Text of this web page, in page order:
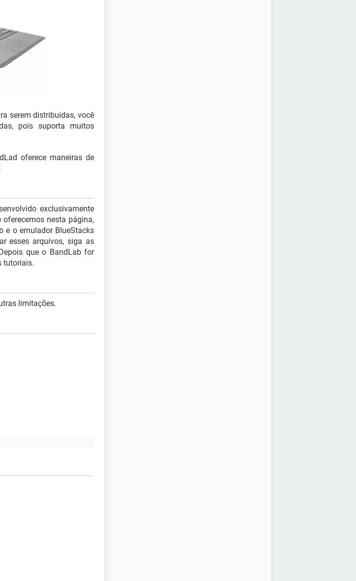
serem distribuídas, você
pois suporta muitos
oferece maneiras de
exclusivamente
nesta página,
e o emulador BlueStacks
esses arquivos, siga as
que o BandLab for
tutoriais.
limitações.